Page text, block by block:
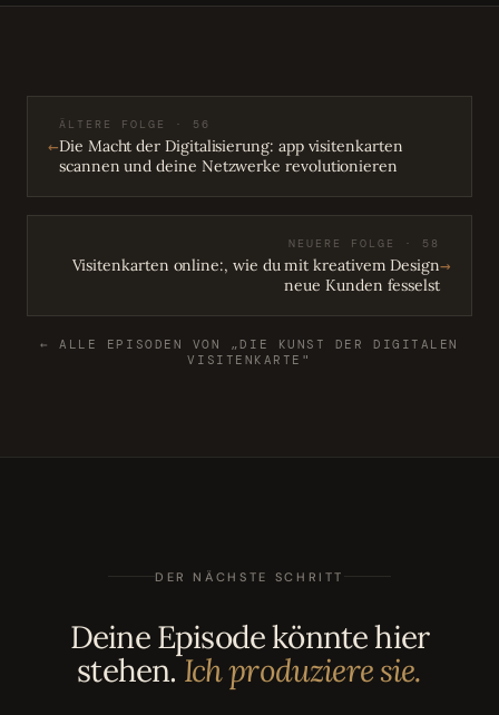
←
ÄLTERE FOLGE · 56
Die Macht der Digitalisierung: app visitenkarten
scannen und deine Netzwerke revolutionieren
NEUERE FOLGE · 58
Visitenkarten online:, wie du mit kreativem Design
neue Kunden fesselst
→
← ALLE EPISODEN VON „DIE KUNST DER DIGITALEN
VISITENKARTE"
DER NÄCHSTE SCHRITT
Deine Episode könnte hier
stehen.Ich produziere sie.